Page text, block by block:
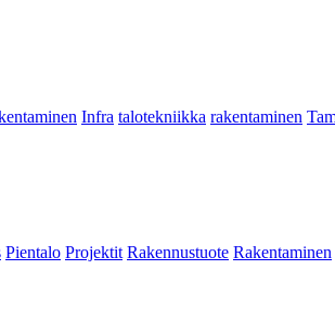
Infra talotekniikka rakentaminen
Pientalo Projektit Rakennustuote Rakentaminen